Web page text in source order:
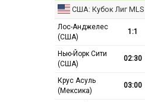
США: Кубок Лиг MLS
Лос-Анджелес
(США)
1:1
Нью-Йорк Сити
(США)
02:30
Крус Асуль
(Мексика)
03:00